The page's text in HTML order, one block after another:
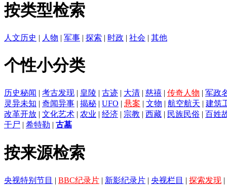
按类型检索
人文历史 | 人物 | 军事 | 探索 | 时政 | 社会 | 其他
个性小分类
历史秘闻 | 考古发现 | 皇陵 | 古迹 | 大清 | 慈禧 | 传奇人物 | 军政
灵异未知 | 奇闻异事 | 揭秘 | UFO | 悬案 | 文物 | 航空航天 | 建筑
改革开放 | 文化艺术 | 农业 | 经济 | 宗教 | 西藏 | 民族民俗 | 百姓
干尸 | 希特勒 | 古墓
按来源检索
央视特别节目 | BBC纪录片 | 新影纪录片 | 央视栏目 | 探索发现 |